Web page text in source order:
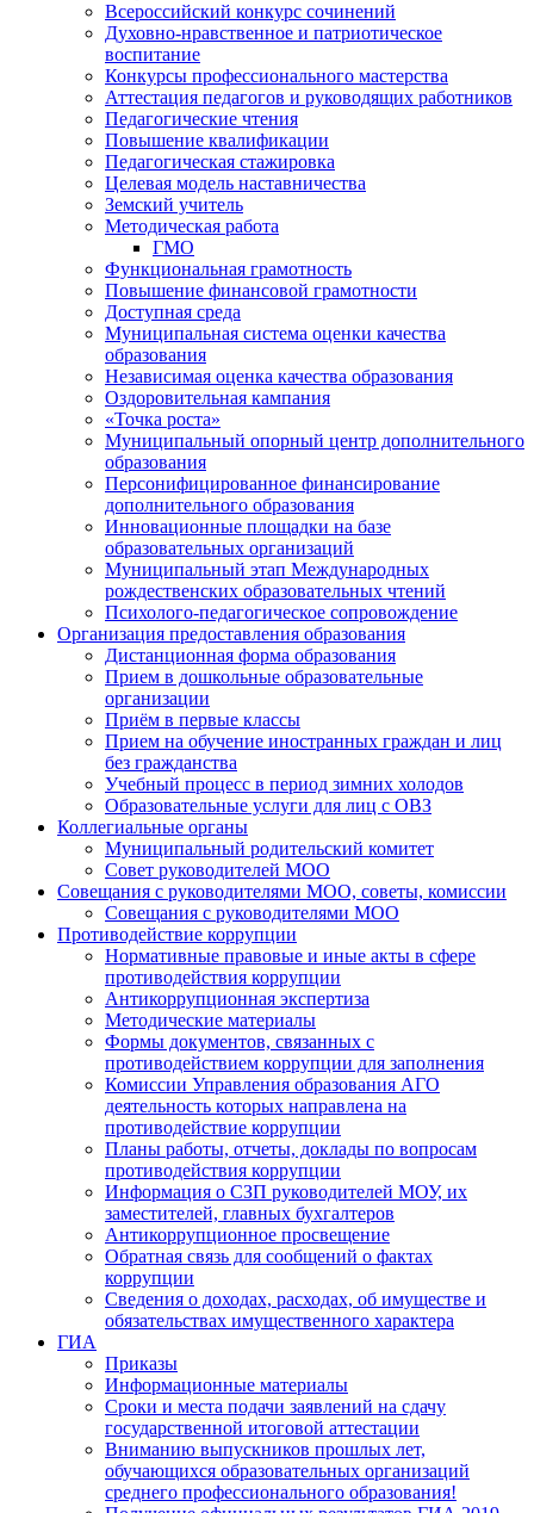
Всероссийский конкурс сочинений
Духовно-нравственное и патриотическое
воспитание
Конкурсы профессионального мастерства
Аттестация педагогов и руководящих работников
Педагогические чтения
Повышение квалификации
Педагогическая стажировка
Целевая модель наставничества
Земский учитель
Методическая работа
ГМО
Функциональная грамотность
Повышение финансовой грамотности
Доступная среда
Муниципальная система оценки качества
образования
Независимая оценка качества образования
Оздоровительная кампания
«Точка роста»
Муниципальный опорный центр дополнительного
образования
Персонифицированное финансирование
дополнительного образования
Инновационные площадки на базе
образовательных организаций
Муниципальный этап Международных
рождественских образовательных чтений
Психолого-педагогическое сопровождение
Организация предоставления образования
Дистанционная форма образования
Прием в дошкольные образовательные
организации
Приём в первые классы
Прием на обучение иностранных граждан и лиц
без гражданства
Учебный процесс в период зимних холодов
Образовательные услуги для лиц с ОВЗ
Коллегиальные органы
Муниципальный родительский комитет
Совет руководителей МОО
Совещания с руководителями МОО, советы, комиссии
Совещания с руководителями МОО
Противодействие коррупции
Нормативные правовые и иные акты в сфере
противодействия коррупции
Антикоррупционная экспертиза
Методические материалы
Формы документов, связанных с
противодействием коррупции для заполнения
Комиссии Управления образования АГО
деятельность которых направлена на
противодействие коррупции
Планы работы, отчеты, доклады по вопросам
противодействия коррупции
Информация о СЗП руководителей МОУ, их
заместителей, главных бухгалтеров
Антикоррупционное просвещение
Обратная связь для сообщений о фактах
коррупции
Сведения о доходах, расходах, об имуществе и
обязательствах имущественного характера
ГИА
Приказы
Информационные материалы
Сроки и места подачи заявлений на сдачу
государственной итоговой аттестации
Вниманию выпускников прошлых лет,
обучающихся образовательных организаций
среднего профессионального образования!